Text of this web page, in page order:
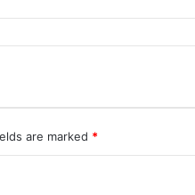
are marked *